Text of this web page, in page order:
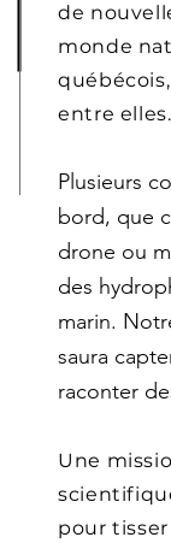
de
monde
entre elles.
Plusieurs
bord, que
drone ou
des
marin.
saura
raconter
Une
pour tisser